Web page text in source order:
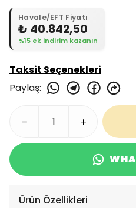
Havale/EFT Fiyatı
₺ 40.842,50
%15 ek indirim kazanın
Taksit Seçenekleri
Paylaş:
Ürün Özellikleri